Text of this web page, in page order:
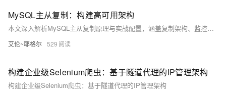
MySQL主从复制：构建高可用架构
本文深入解析MySQL主从复制原理与实战配置，涵盖复制架构、监控管理、高可用设计及性能优化，助你构建企业级数据库高可用方案。
艾伦~耶格尔 529
构建企业级Selenium爬虫：基于隧道代理的IP管理架构
构建企业级Selenium爬虫：基于隧道代理的IP管理架构